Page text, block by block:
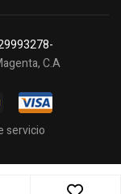
C.A
servicio